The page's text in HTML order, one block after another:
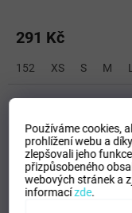
Používáme cookies,
prohlížení webu a
zlepšovali jeho
přizpůsobeného
webových stránek a
informacízde.
291 Kč
152 XS S M L